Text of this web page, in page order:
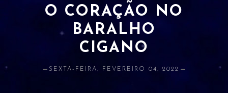
ATRAÇÃO E AMOR PRÓPRIO
BANIMENTO
CLARIVIDÊNCIA
O CORAÇÃO NO
BARALHO
CIGANO
SEXTA-FEIRA, FEVEREIRO 04, 2022